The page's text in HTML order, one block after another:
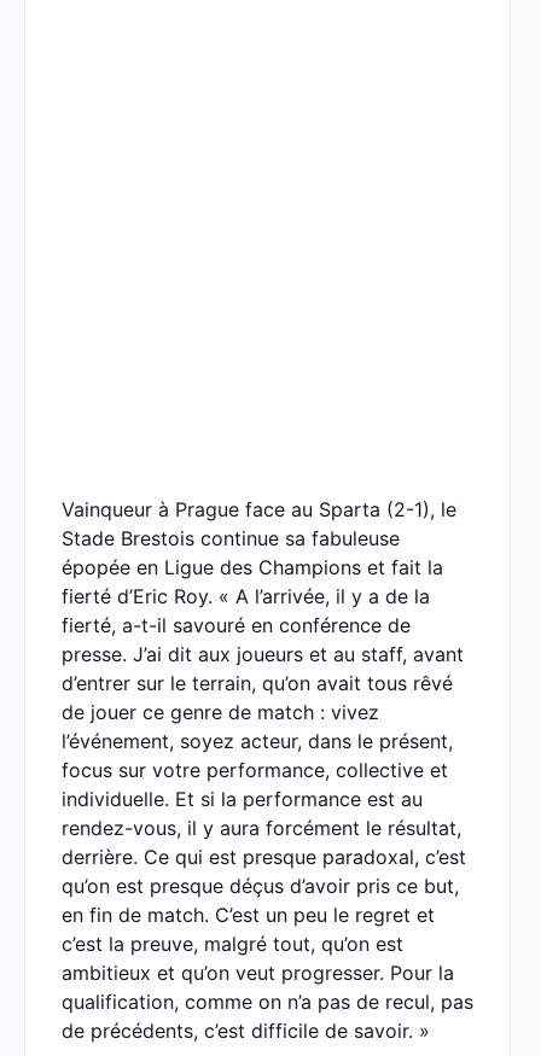
Vainqueur à Prague face au Sparta (2-1), le
Stade Brestois continue sa fabuleuse
épopée en Ligue des Champions et fait la
fierté d’Eric Roy. « A l’arrivée, il y a de la
fierté, a-t-il savouré en conférence de
presse. J’ai dit aux joueurs et au staff, avant
d’entrer sur le terrain, qu’on avait tous rêvé
de jouer ce genre de match : vivez
l’événement, soyez acteur, dans le présent,
focus sur votre performance, collective et
individuelle. Et si la performance est au
rendez-vous, il y aura forcément le résultat,
derrière. Ce qui est presque paradoxal, c’est
qu’on est presque déçus d’avoir pris ce but,
en fin de match. C’est un peu le regret et
c’est la preuve, malgré tout, qu’on est
ambitieux et qu’on veut progresser. Pour la
qualification, comme on n’a pas de recul, pas
de précédents, c’est difficile de savoir. »